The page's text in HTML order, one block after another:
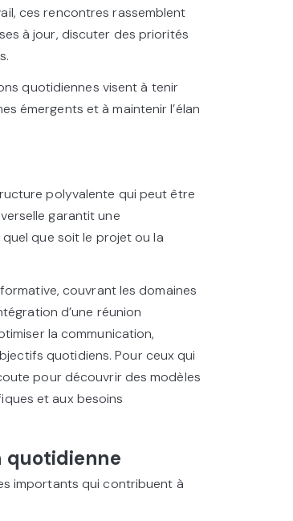
ces rencontres rassemblent
à jour, discuter des priorités
quotidiennes visent à tenir
émergents et à maintenir l’élan
polyvalente qui peut être
garantit une
que soit le projet ou la
couvrant les domaines
d’une réunion
la communication,
quotidiens. Pour ceux qui
pour découvrir des modèles
et aux besoins
quotidienne
importants qui contribuent à